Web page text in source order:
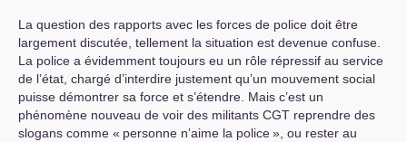
La question des rapports avec les forces de police doit être
largement discutée, tellement la situation est devenue confuse.
La police a évidemment toujours eu un rôle répressif au service
de l’état, chargé d’interdire justement qu’un mouvement social
puisse démontrer sa force et s’étendre. Mais c’est un
phénomène nouveau de voir des militants CGT reprendre des
slogans comme « personne n’aime la police», ou rester au